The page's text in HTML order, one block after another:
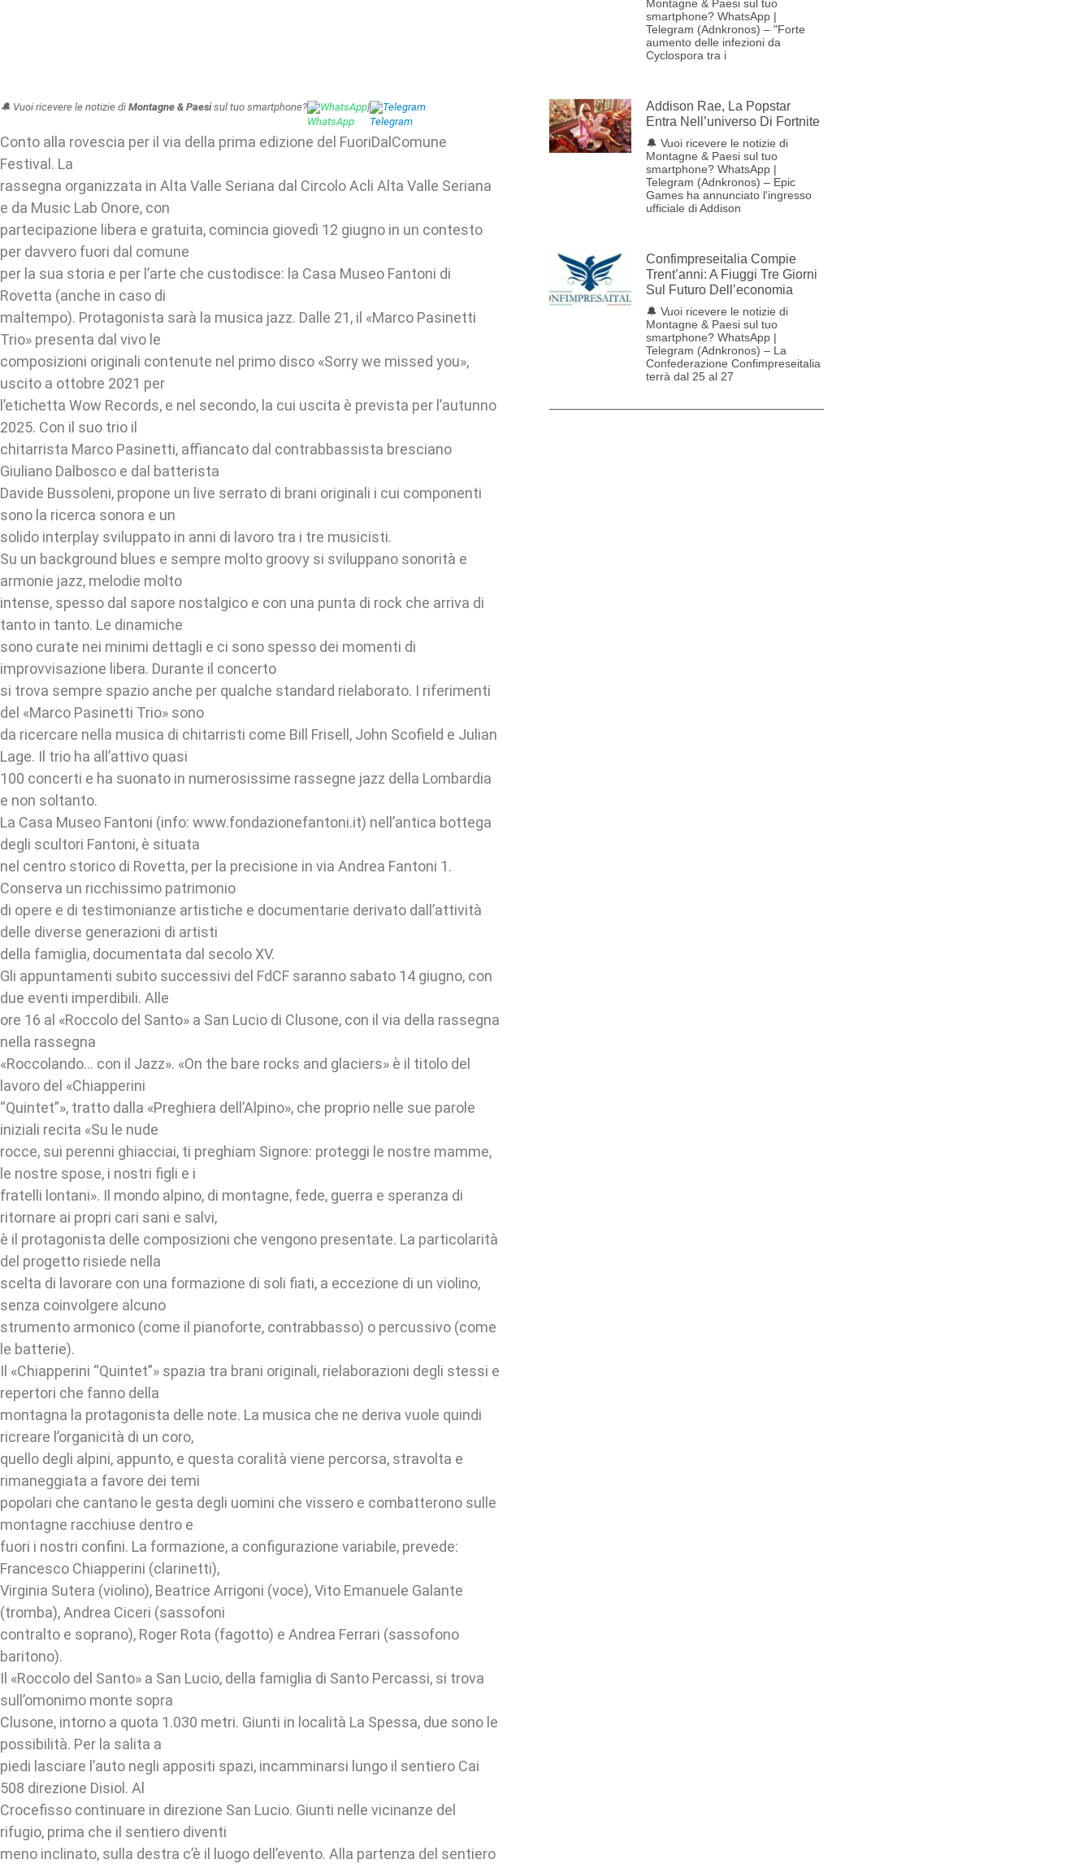
🔔 Vuoi ricevere le notizie di Montagne & Paesisul tuo smartphone? WhatsApp| Telegram
Conto alla rovescia per il via della prima edizione del FuoriDalComune
Festival. La
rassegna organizzata in Alta Valle Seriana dal Circolo Acli Alta Valle Seriana
e da Music Lab Onore, con
partecipazione libera e gratuita, comincia giovedì 12 giugno in un contesto
per davvero fuori dal comune
per la sua storia e per l’arte che custodisce: la Casa Museo Fantoni di
Rovetta (anche in caso di
maltempo). Protagonista sarà la musica jazz. Dalle 21, il «Marco Pasinetti
Trio» presenta dal vivo le
composizioni originali contenute nel primo disco «Sorry we missed you»,
uscito a ottobre 2021 per
l’etichetta Wow Records, e nel secondo, la cui uscita è prevista per l’autunno
2025. Con il suo trio il
chitarrista Marco Pasinetti, affiancato dal contrabbassista bresciano
Giuliano Dalbosco e dal batterista
Davide Bussoleni, propone un live serrato di brani originali i cui componenti
sono la ricerca sonora e un
solido interplay sviluppato in anni di lavoro tra i tre musicisti.
Su un background blues e sempre molto groovy si sviluppano sonorità e
armonie jazz, melodie molto
intense, spesso dal sapore nostalgico e con una punta di rock che arriva di
tanto in tanto. Le dinamiche
sono curate nei minimi dettagli e ci sono spesso dei momenti di
improvvisazione libera. Durante il concerto
si trova sempre spazio anche per qualche standard rielaborato. I riferimenti
del «Marco Pasinetti Trio» sono
da ricercare nella musica di chitarristi come Bill Frisell, John Scofield e Julian
Lage. Il trio ha all’attivo quasi
100 concerti e ha suonato in numerosissime rassegne jazz della Lombardia
e non soltanto.
La Casa Museo Fantoni (info: www.fondazionefantoni.it) nell’antica bottega
degli scultori Fantoni, è situata
nel centro storico di Rovetta, per la precisione in via Andrea Fantoni 1.
Conserva un ricchissimo patrimonio
di opere e di testimonianze artistiche e documentarie derivato dall’attività
delle diverse generazioni di artisti
della famiglia, documentata dal secolo XV.
Gli appuntamenti subito successivi del FdCF saranno sabato 14 giugno, con
due eventi imperdibili. Alle
ore 16 al «Roccolo del Santo» a San Lucio di Clusone, con il via della rassegna
nella rassegna
«Roccolando… con il Jazz». «On the bare rocks and glaciers» è il titolo del
lavoro del «Chiapperini
“Quintet”», tratto dalla «Preghiera dell’Alpino», che proprio nelle sue parole
iniziali recita «Su le nude
rocce, sui perenni ghiacciai, ti preghiam Signore: proteggi le nostre mamme,
le nostre spose, i nostri figli e i
fratelli lontani». Il mondo alpino, di montagne, fede, guerra e speranza di
ritornare ai propri cari sani e salvi,
è il protagonista delle composizioni che vengono presentate. La particolarità
del progetto risiede nella
scelta di lavorare con una formazione di soli fiati, a eccezione di un violino,
senza coinvolgere alcuno
strumento armonico (come il pianoforte, contrabbasso) o percussivo (come
le batterie).
Il «Chiapperini “Quintet”» spazia tra brani originali, rielaborazioni degli stessi e
repertori che fanno della
montagna la protagonista delle note. La musica che ne deriva vuole quindi
ricreare l’organicità di un coro,
quello degli alpini, appunto, e questa coralità viene percorsa, stravolta e
rimaneggiata a favore dei temi
popolari che cantano le gesta degli uomini che vissero e combatterono sulle
montagne racchiuse dentro e
fuori i nostri confini. La formazione, a configurazione variabile, prevede:
Francesco Chiapperini (clarinetti),
Virginia Sutera (violino), Beatrice Arrigoni (voce), Vito Emanuele Galante
(tromba), Andrea Ciceri (sassofoni
contralto e soprano), Roger Rota (fagotto) e Andrea Ferrari (sassofono
baritono).
Il «Roccolo del Santo» a San Lucio, della famiglia di Santo Percassi, si trova
sull’omonimo monte sopra
Clusone, intorno a quota 1.030 metri. Giunti in località La Spessa, due sono le
possibilità. Per la salita a
piedi lasciare l’auto negli appositi spazi, incamminarsi lungo il sentiero Cai
508 direzione Disiol. Al
Crocefisso continuare in direzione San Lucio. Giunti nelle vicinanze del
rifugio, prima che il sentiero diventi
meno inclinato, sulla destra c’è il luogo dell’evento. Alla partenza del sentiero
Montagne & Paesi sul tuo
smartphone? WhatsApp |
Telegram (Adnkronos) – "Forte
aumento delle infezioni da
Cyclospora tra i
Addison Rae, La Popstar
Entra Nell’universo Di Fortnite
🔔 Vuoi ricevere le notizie di
Montagne & Paesi sul tuo
smartphone? WhatsApp |
Telegram (Adnkronos) – Epic
Games ha annunciato l'ingresso
ufficiale di Addison
Confimpreseitalia Compie
Trent’anni: A Fiuggi Tre Giorni
Sul Futuro Dell’economia
🔔 Vuoi ricevere le notizie di
Montagne & Paesi sul tuo
smartphone? WhatsApp |
Telegram (Adnkronos) – La
Confederazione Confimpreseitalia
terrà dal 25 al 27